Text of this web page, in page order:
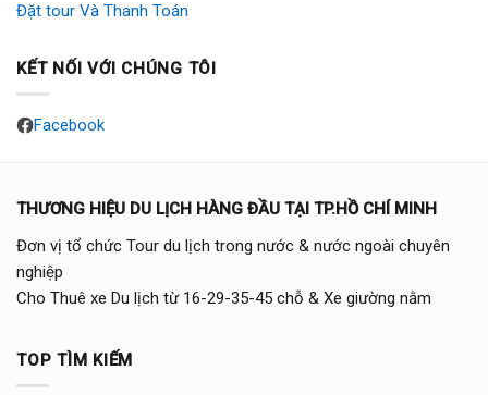
Đặt tour Và Thanh Toán
KẾT NỐI VỚI CHÚNG TÔI
Facebook
THƯƠNG HIỆU DU LỊCH HÀNG ĐẦU TẠI TP.HỒ CHÍ MINH
Đơn vị tổ chức Tour du lịch trong nước & nước ngoài chuyên
nghiệp
Cho Thuê xe Du lịch từ 16-29-35-45 chỗ & Xe giường nằm
TOP TÌM KIẾM